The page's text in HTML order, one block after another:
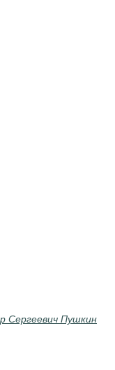
Сергеевич Пушкин